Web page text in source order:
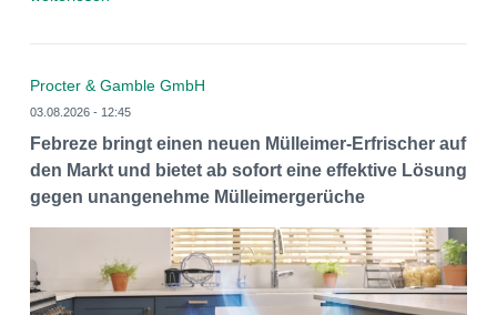
Procter & Gamble GmbH
03.08.2026 - 12:45
Febreze bringt einen neuen Mülleimer-Erfrischer auf
den Markt und bietet ab sofort eine effektive Lösung
gegen unangenehme Mülleimergerüche